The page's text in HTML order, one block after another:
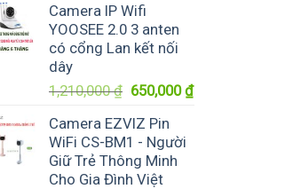
Camera IP Wifi
YOOSEE 2.0 3 anten
có cổng Lan kết nối
dây
1,210,000₫ Giá
là:
1,210,000 ₫.
650,000₫Giá
Camera EZVIZ Pin
WiFi CS-BM1 - Người
Giữ Trẻ Thông Minh
Cho Gia Đình Việt